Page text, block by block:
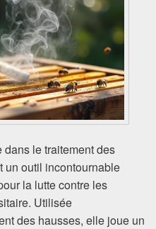
le traitement des
un outil incontournable
la lutte contre les
Utilisée
des hausses, elle joue un